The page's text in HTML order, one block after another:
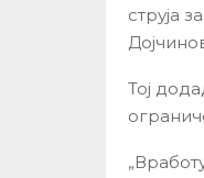
струја
Тој